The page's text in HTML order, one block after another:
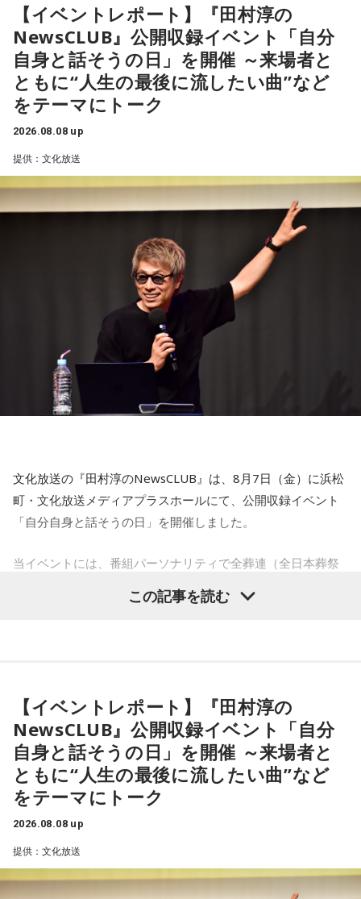
に必要なことについて考えてみましょう。ラッキーアイテム
はコーヒー。
【10位】獅子座（しし座）
内省がテーマの日です。今日はこれまでを振り返って色々な
ことを見直してみましょう。スマホのデータの整理をした
り、不要に感じるものは手放してみるのもおすすめです。
【11位】水瓶座（みずがめ座）
日頃の疲れを癒しましょう。今日はマッサージを受けたり、
心と身体のメンテナンスを意識しましょう。たくさん睡眠を
取ってリフレッシュするのも良さそうです。
【12位】射手座（いて座）
心のモヤモヤが目立つような日です。今日は頑張らず、1人の
時間を大切にしたり、のんびり過ごす時間を持つようにしま
【今日の一言メッセージ】
今日は不要なものを手放したり、今後の計画を見直すことを
心掛けると良い日です。
■監修者プロフィール：莉瑠（リル）
東京・池袋占い館セレーネ所属。10代に占いに出会い、勉
クスを持つ方に寄り添いたいと本格的に占いの世界に進出。
SATORI電話占い月間ランキング連続1位。占いコンテンツ
『莉瑠と龍神様の絶対神託』リリース。
Webサイト：https://selene-uranai.com/
【2位】蟹座（かに座）
好調な運気で心地よく過ごせる1日となりそうです。直感が冴
えやすい運気なので、選択に迷った際は自分の直感を参考に
してみてください。
【3位】蠍座（さそり座）
学びや成長ができそうな1日です。今日は視野が広がりやすく
学びが深まりそうです。海外のことに目を向けたり、探究心
を大切に過ごしてみましょう。
【4位】山羊座（やぎ座）
対人運が好調です。今日は1対1のコミュニケーションが大切
な日。パートナーや大切な友人と深い話をしたり、普段は話
しづらい話題を取り上げてみたりするには良いタイミングで
【5位】牡牛座（おうし座）
趣味や友達付き合いが活発な運気です。今日は心の充実感を
感じやすい日なので、好きなことをとことん楽しみましょ
う。ラッキーアイテムは、炭酸水。
【6位】乙女座（おとめ座）
【7位】牡羊座（おひつじ座）
マイペースに過ごせると良い日です。今日は部屋の片付けを
したり、書類の整理をしたり、身の回りの整理を心掛けて過
【8位】天秤座（てんびん座）
仕事運が好調な日。今日がお休みの人も忙しさが目立ちそう
に必要なことについて考えてみましょう。ラッキーアイテム
はコーヒー。
【10位】獅子座（しし座）
内省がテーマの日です。今日はこれまでを振り返って色々な
ことを見直してみましょう。スマホのデータの整理をした
り、不要に感じるものは手放してみるのもおすすめです。
【11位】水瓶座（みずがめ座）
日頃の疲れを癒しましょう。今日はマッサージを受けたり、
心と身体のメンテナンスを意識しましょう。たくさん睡眠を
【イベントレポート】『田村淳の
NewsCLUB』公開収録イベント「自分
自身と話そうの日」を開催 ～来場者と
ともに“人生の最後に流したい曲”など
をテーマにトーク
2026.08.08 up
提供：文化放送
文化放送の『田村淳のNewsCLUB』は、8月7日（金）に浜松
町・文化放送メディアプラスホールにて、公開収録イベント
「自分自身と話そうの日」を開催しました。
当イベントには、番組パーソナリティで全葬連（全日本葬祭
業協同組合連合会）のフューネラルアンバサダーも務める田
村淳と、アシスタントの砂山圭大郎アナウンサーが登壇。
昨年に続き2回目の開催となる本イベントは、参加者が自分自
身を見つめ直す2つのコーナーで展開。「自分への表彰状を送
ろう」のコーナーでは、大きな成功でなくても「自分、本当
によく頑張ったな」と思えるこれまでの出来事を、“自分への
表彰状”という形で来場者から募集・紹介。自身の記憶を改め
て言葉にすることで、人生をじっくりと見つめ直す時間とな
りました。
続く「人生の最後に流したい私のエンディング曲」のコーナ
この記事を読む
【イベントレポート】『田村淳の
NewsCLUB』公開収録イベント「自分
自身と話そうの日」を開催 ～来場者と
ともに“人生の最後に流したい曲”など
をテーマにトーク
2026.08.08 up
提供：文化放送